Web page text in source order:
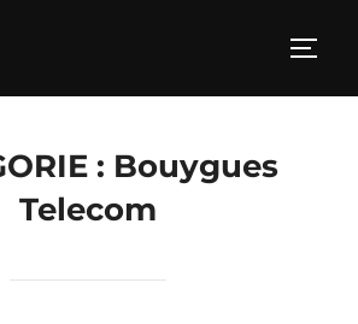
: Bouygues
Telecom